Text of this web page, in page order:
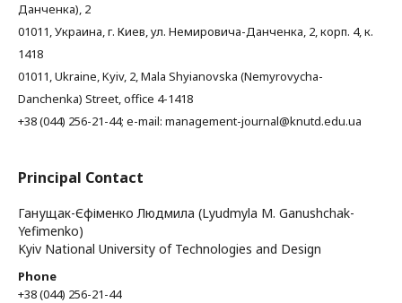
Данченка), 2
01011, Украина, г. Киев, ул. Немировича-Данченка, 2, корп. 4, к.
1418
01011, Ukraine, Kyiv, 2, Mala Shyianovska (Nemyrovycha-
Danchenka) Street, office 4-1418
+38 (044) 256-21-44; e-mail: management-journal@knutd.edu.ua
Principal Contact
Ганущак-Єфіменко Людмила (Lyudmyla М. Ganushchak-
Yefimenko)
Kyiv National University of Technologies and Design
Phone
+38 (044) 256-21-44